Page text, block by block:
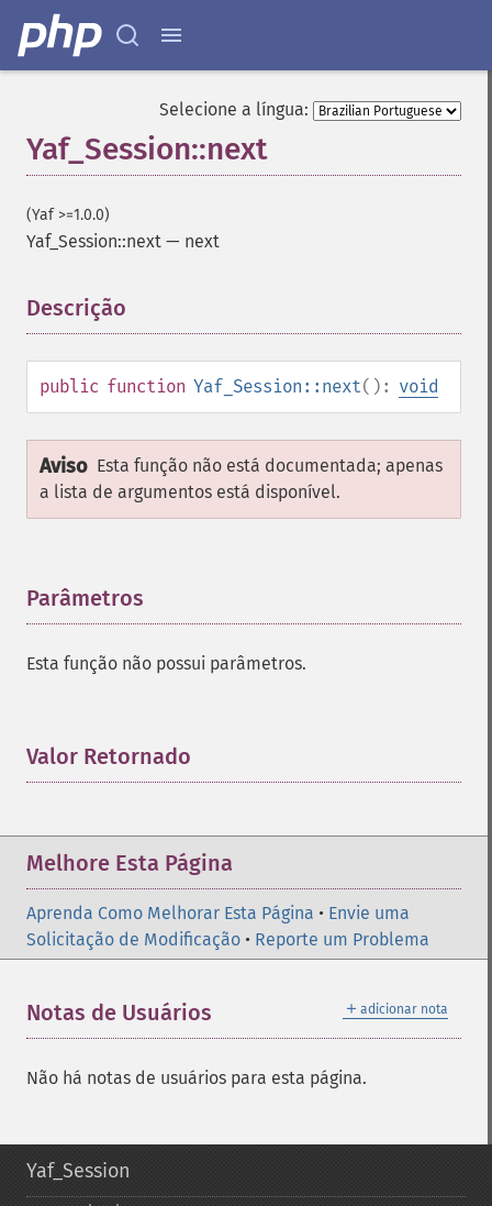
Selecione a língua:
Yaf_Session::next
(Yaf >=1.0.0)
Yaf_Session::next — next
Descrição
public function Yaf_Session::next(): void
Aviso Esta função não está documentada; apenas
a lista de argumentos está disponível.
Parâmetros
Esta função não possui parâmetros.
Valor Retornado
Melhore Esta Página
Aprenda Como Melhorar Esta Página • Envie uma
Solicitação de Modificação • Reporte um Problema
＋ adicionar nota
Notas de Usuários
Não há notas de usuários para esta página.
Yaf_Session